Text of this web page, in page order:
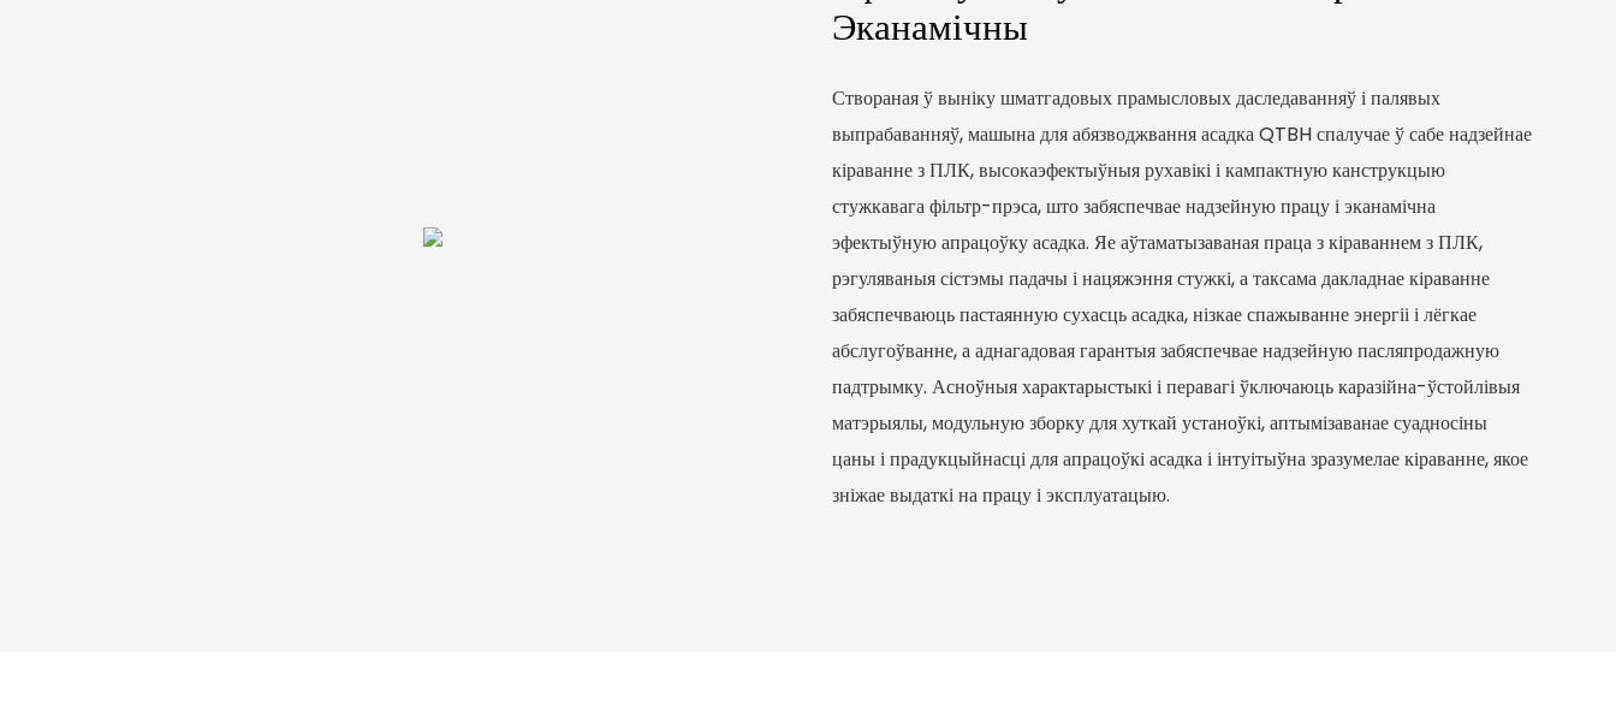
Эканамічны
Створаная ў выніку шматгадовых прамысловых даследаванняў і палявых
выпрабаванняў, машына для абязводжвання асадка QTBH спалучае ў сабе надзейнае
кіраванне з ПЛК, высокаэфектыўныя рухавікі і кампактную канструкцыю
стужкавага фільтр-прэса, што забяспечвае надзейную працу і эканамічна
эфектыўную апрацоўку асадка. Яе аўтаматызаваная праца з кіраваннем з ПЛК,
рэгуляваныя сістэмы падачы і нацяжэння стужкі, а таксама дакладнае кіраванне
забяспечваюць пастаянную сухасць асадка, нізкае спажыванне энергіі і лёгкае
абслугоўванне, а аднагадовая гарантыя забяспечвае надзейную пасляпродажную
падтрымку. Асноўныя характарыстыкі і перавагі ўключаюць каразійна-ўстойлівыя
матэрыялы, модульную зборку для хуткай устаноўкі, аптымізаванае суадносіны
цаны і прадукцыйнасці для апрацоўкі асадка і інтуітыўна зразумелае кіраванне, якое
зніжае выдаткі на працу і эксплуатацыю.